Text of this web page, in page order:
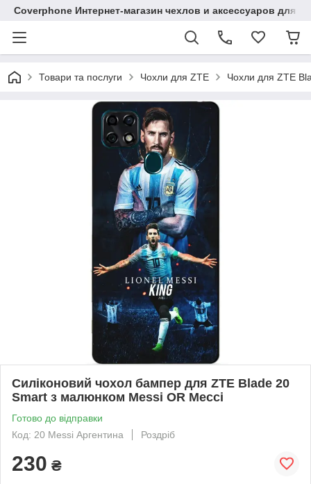
Coverphone Интернет-магазин чехлов и аксессуаров для
Товари та послуги Чохли для ZTE Чохли для ZTE
Силіконовий чохол бампер для ZTE Blade 20
Smart з малюнком Messi OR Мессі
Готово до відправки
Код: 20 Messi Аргентина
Роздріб
230 ₴